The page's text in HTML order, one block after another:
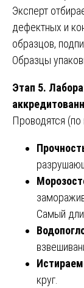
Эксперт
дефектных и
образцов,
Образцы
Этап 5.
Проводятся
Самый
круг.